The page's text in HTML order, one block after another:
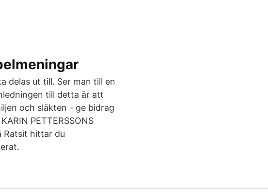
delas ut till. Ser man till en
till detta är att
och släkten - ge bidrag
PETTERSSONS
Ratsit hittar du